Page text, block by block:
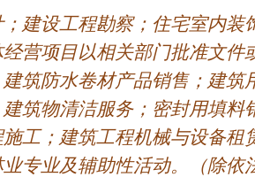
建设工程勘察；住宅室内装
营项目以相关部门批准文件
筑防水卷材产品销售；建筑
筑物清洁服务；密封用填料
工；建筑工程机械与设备租
专业及辅助性活动。（除依